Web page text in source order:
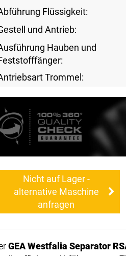
Flüssigkeit:
und Antrieb:
Hauben und
Trommel:
Nicht auf Lager -
alternative Maschine
anfragen
GEA Westfalia Separator